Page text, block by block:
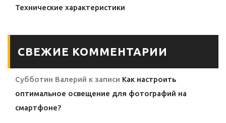
Технические характеристики
СВЕЖИЕ КОММЕНТАРИИ
Субботин Валерий к записи Как настроить
оптимальное освещение для фотографий на
смартфоне?